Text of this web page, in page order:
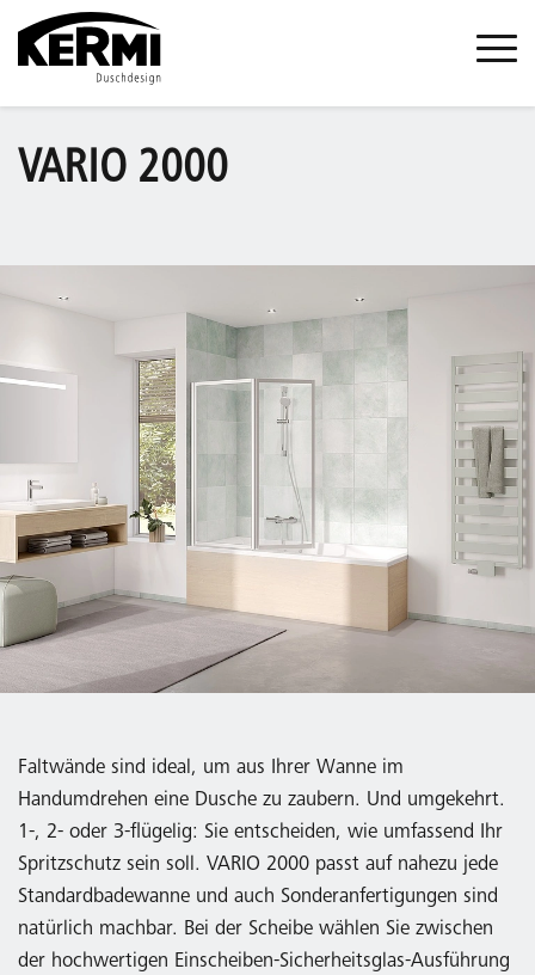
VARIO 2000
Faltwände sind ideal, um aus Ihrer Wanne im
Handumdrehen eine Dusche zu zaubern. Und umgekehrt.
1-, 2- oder 3-flügelig: Sie entscheiden, wie umfassend Ihr
Spritzschutz sein soll. VARIO 2000 passt auf nahezu jede
Standardbadewanne und auch Sonderanfertigungen sind
natürlich machbar. Bei der Scheibe wählen Sie zwischen
der hochwertigen Einscheiben-Sicherheitsglas-Ausführung